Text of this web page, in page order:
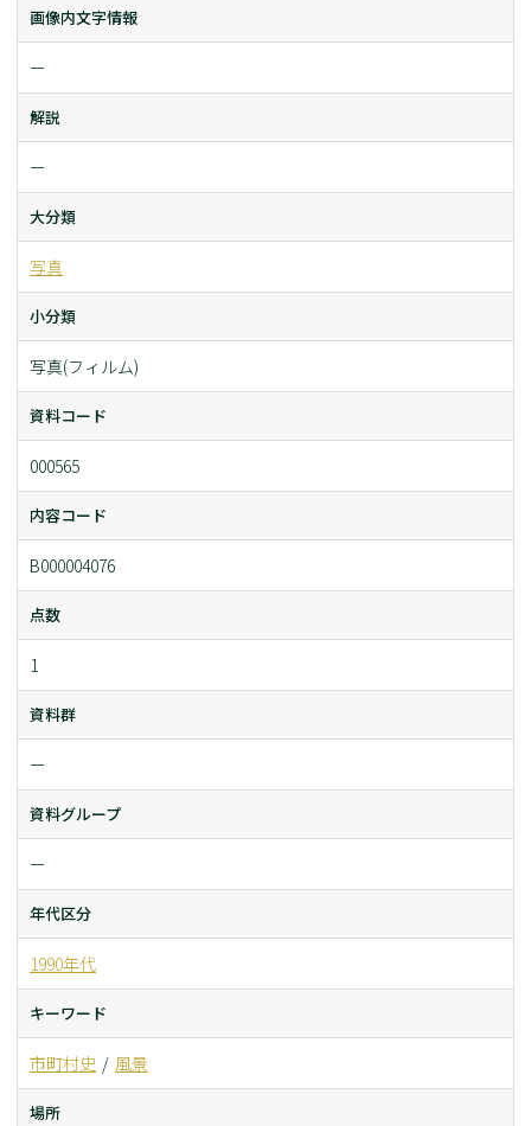
画像内文字情報
ー
解説
ー
大分類
写真
小分類
写真(フィルム)
資料コード
000565
内容コード
B000004076
点数
1
資料群
ー
資料グループ
ー
年代区分
1990年代
キーワード
市町村史 風景
場所